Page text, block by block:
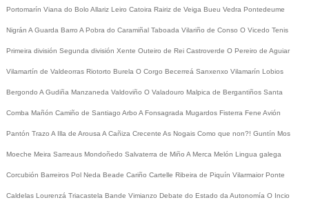
Portomarín Viana do Bolo Allariz Leiro Catoira Rairiz de Veiga Bueu Vedra Pontedeume
Nigrán A Guarda Barro A Pobra do Caramiñal Taboada Vilariño de Conso O Vicedo Tenis
Primeira división Segunda división Xente Outeiro de Rei Castroverde O Pereiro de Aguiar
Vilamartín de Valdeorras Riotorto Burela O Corgo Becerreá Sanxenxo Vilamarín Lobios
Bergondo A Gudiña Manzaneda Valdoviño O Valadouro Malpica de Bergantiños Santa
Comba Mañón Camiño de Santiago Arbo A Fonsagrada Mugardos Fisterra Fene Avión
Pantón Trazo A Illa de Arousa A Cañiza Crecente As Nogais Como que non?! Guntín Mos
Moeche Meira Sarreaus Mondoñedo Salvaterra de Miño A Merca Melón Lingua galega
Corcubión Barreiros Pol Neda Beade Cariño Cartelle Ribeira de Piquín Vilarmaior Ponte
Caldelas Lourenzá Triacastela Bande Vimianzo Debate do Estado da Autonomía O Incio